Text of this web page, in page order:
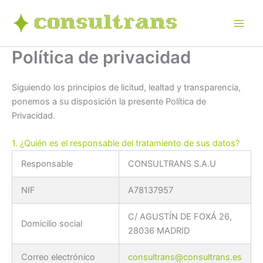
contenido
Política de privacidad
Siguiendo los principios de licitud, lealtad y transparencia,
ponemos a su disposición la presente Política de
Privacidad.
1. ¿Quién es el responsable del tratamiento de sus datos?
Responsable
CONSULTRANS S.A.U
NIF A78137957
Domicilio social
C/ AGUSTÍN DE FOXÁ 26,
28036 MADRID
Correo electrónico consultrans@consultrans.es